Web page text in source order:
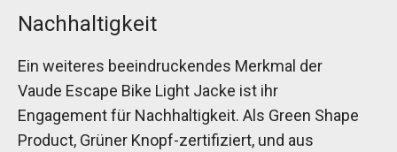
Nachhaltigkeit
Ein weiteres beeindruckendes Merkmal der
Vaude Escape Bike Light Jacke ist ihr
Engagement für Nachhaltigkeit. Als Green Shape
Product, Grüner Knopf-zertifiziert, und aus